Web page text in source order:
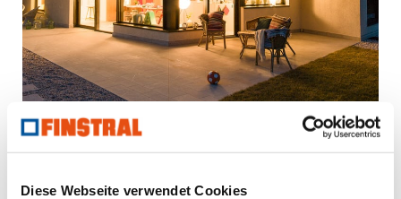
Diese Webseite verwendet Cookies
Gerade mal zehn Sekunden dauert es, ein schlecht
gesichertes Fenster mit dem Schraubenzieher
aufzuhebeln.